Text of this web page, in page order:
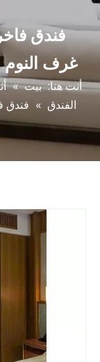
فندق
غرف النوم
أنت هنا: بيت »
الفندق » فندق